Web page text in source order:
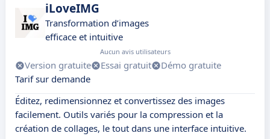
iLoveIMG
Transformation d’images
efficace et intuitive
Aucun avis utilisateurs
Version gratuite Essai gratuit
Démo gratuite
Tarif sur demande
Éditez, redimensionnez et convertissez des images
facilement. Outils variés pour la compression et la
création de collages, le tout dans une interface intuitive.